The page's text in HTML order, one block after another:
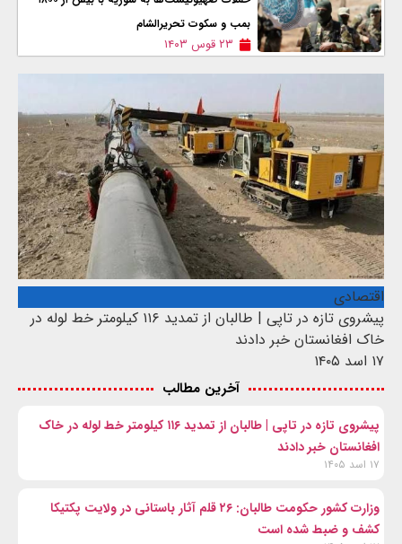
بمب و سکوت تحریرالشام
۲۳ قوس ۱۴۰۳
اقتصادی
پیشروی تازه در تاپی | طالبان از تمدید ۱۱۶ کیلومتر خط لوله در
خاک افغانستان خبر دادند
۱۷ اسد ۱۴۰۵
آخرین مطالب
پیشروی تازه در تاپی | طالبان از تمدید ۱۱۶ کیلومتر خط لوله در خاک
افغانستان خبر دادند
۱۷ اسد ۱۴۰۵
وزارت کشور حکومت طالبان: ۲۶ قلم آثار باستانی در ولایت پکتیکا
کشف و ضبط شده است